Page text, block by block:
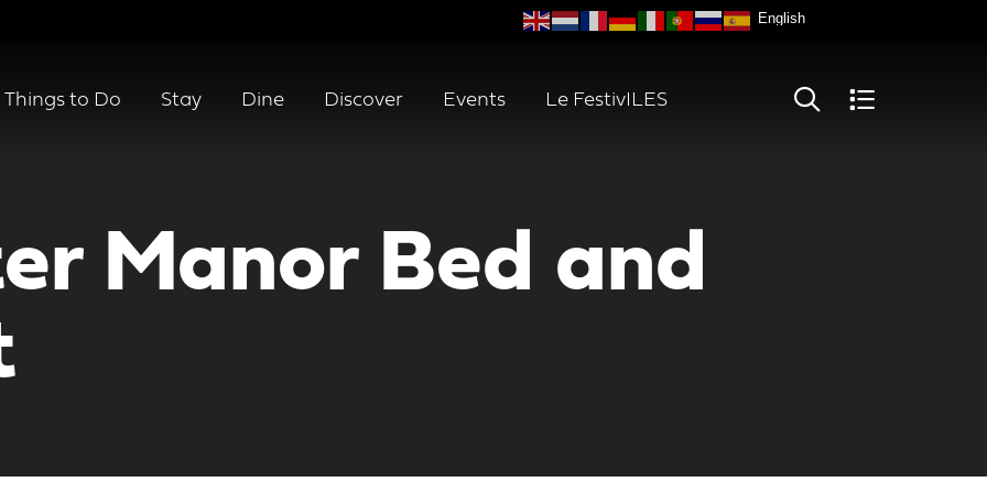
Things to Do Stay Dine Discover Events Le FestivILES
Manor Bed and